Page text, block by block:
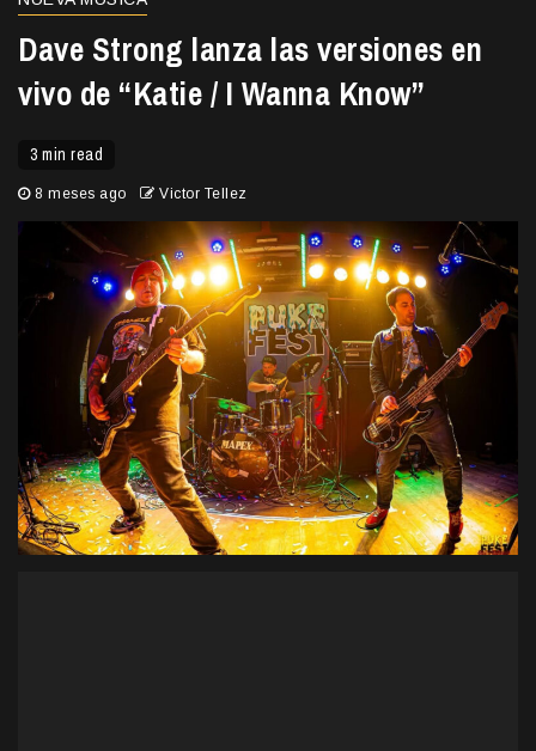
Dave Strong lanza las versiones en
vivo de “Katie / I Wanna Know”
3 min read
8 meses ago Victor Tellez